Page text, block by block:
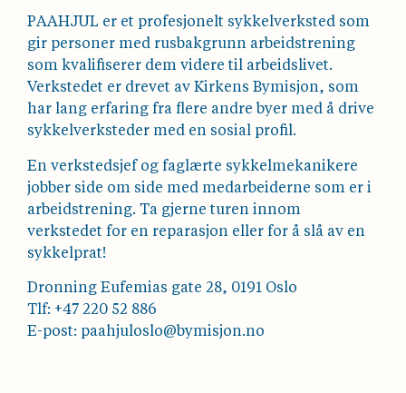
PAAHJUL er et profesjonelt sykkelverksted som
gir personer med rusbakgrunn arbeidstrening
som kvalifiserer dem videre til arbeidslivet.
Verkstedet er drevet av Kirkens Bymisjon, som
har lang erfaring fra flere andre byer med å drive
sykkelverksteder med en sosial profil.
En verkstedsjef og faglærte sykkelmekanikere
jobber side om side med medarbeiderne som er i
arbeidstrening. Ta gjerne turen innom
verkstedet for en reparasjon eller for å slå av en
sykkelprat!
Dronning Eufemias gate 28, 0191 Oslo
Tlf: +47 220 52 886
E-post: paahjuloslo@bymisjon.no